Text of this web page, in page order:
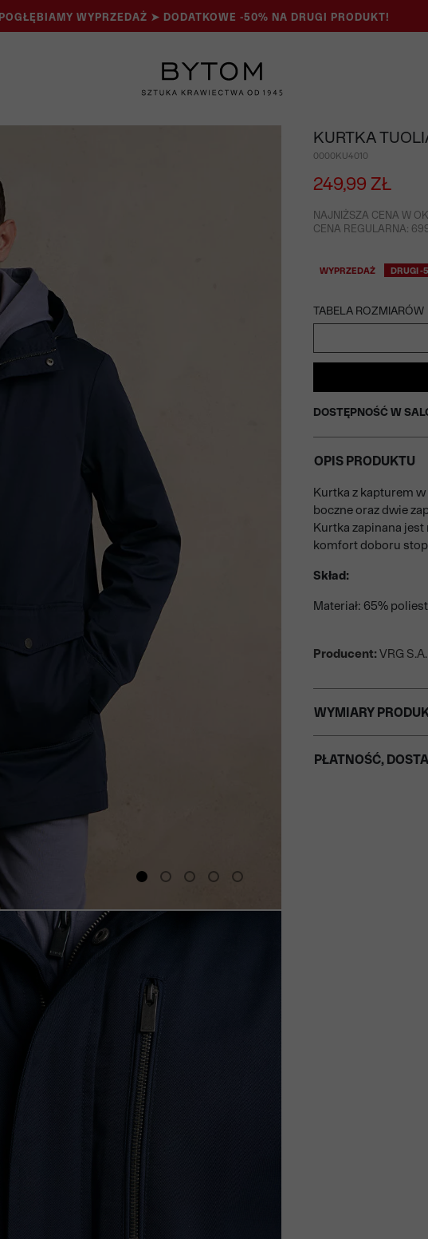
POGŁĘBIAMY WYPRZEDAŻ ➤ DODATKOWE -50% NA DRUGI PRODUKT!
KURTKA
0000KU4010
249,99 ZŁ
NAJNIŻSZA CENA W
CENA REGULARNA:
WYPRZEDAŻ DRUGI -
TABELA ROZMIARÓW
DOSTĘPNOŚĆ W
OPIS PRODUKTU
Kurtka z kapturem
boczne oraz dwie
Kurtka zapinana
komfort doboru
Skład:
Materiał: 65%
Producent: VRG
WYMIARY
PŁATNOŚĆ,